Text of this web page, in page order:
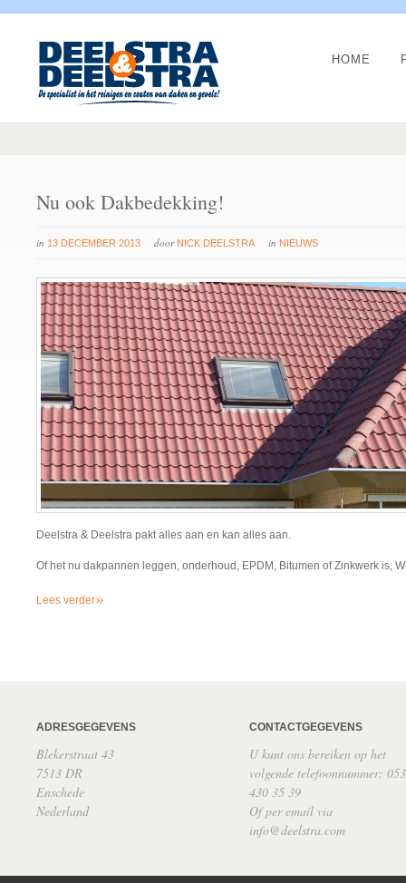
HOME
Nu ook Dakbedekking!
in 13 DECEMBER 2013 door NICK DEELSTRA in NIEUWS
Deelstra & Deelstra pakt alles aan en kan alles aan.
Of het nu dakpannen leggen, onderhoud, EPDM, Bitumen of Zinkwerk is,
Lees verder»
ADRESGEGEVENS
Blekerstraat 43
7513 DR
Enschede
Nederland
CONTACTGEGEVENS
U kunt ons bereiken op het
volgende telefoonnummer:
430 35 39
Of per email via
info@deelstra.com